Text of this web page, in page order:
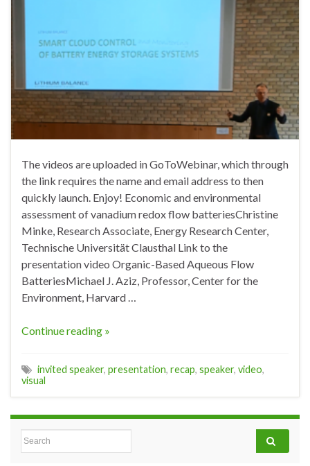
The videos are uploaded in GoToWebinar, which through
the link requires the name and email address to then
quickly launch. Enjoy! Economic and environmental
assessment of vanadium redox flow batteriesChristine
Minke, Research Associate, Energy Research Center,
Technische Universität Clausthal Link to the
presentation video Organic-Based Aqueous Flow
BatteriesMichael J. Aziz, Professor, Center for the
Environment, Harvard …
Continue reading »
invited speaker, presentation, recap, speaker, video,
visual
Search for: